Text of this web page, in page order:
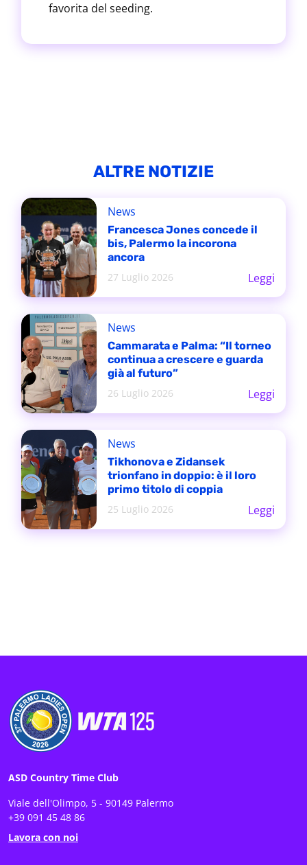
favorita del seeding.
ALTRE NOTIZIE
News
Francesca Jones concede il
bis, Palermo la incorona
ancora
27 Luglio 2026
Leggi
News
Cammarata e Palma: “Il torneo
continua a crescere e guarda
già al futuro”
26 Luglio 2026
Leggi
News
Tikhonova e Zidansek
trionfano in doppio: è il loro
primo titolo di coppia
25 Luglio 2026
Leggi
ASD Country Time Club
Viale dell'Olimpo, 5 - 90149 Palermo
+39 091 45 48 86
Lavora con noi